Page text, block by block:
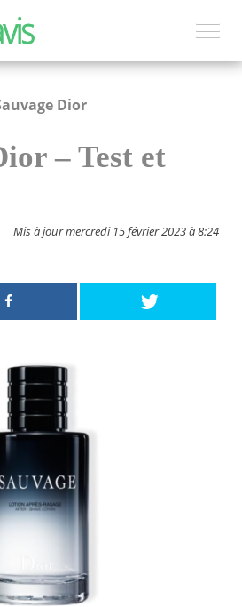
Dior
– Test et
Mis à jour mercredi 15 février 2023 à 8:24